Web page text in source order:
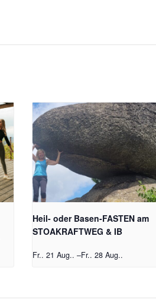
Heil- oder Basen-FASTEN am
STOAKRAFTWEG & IB
Fr.. 21 Aug.. –Fr.. 28 Aug..